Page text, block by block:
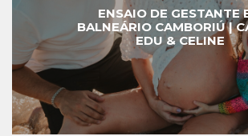
ENSAIO DE GESTANTE
BALNEÁRIO CAMBORIÚ |
EDU & CELINE